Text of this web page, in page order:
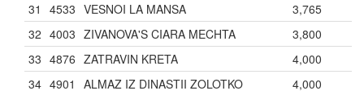
31
4533 VESNOI LA MANSA
3,765
32 4003 ZIVANOVA'S CIARA MECHTA
3,800
33 4876 ZATRAVIN KRETA
4,000
34 4901 ALMAZ IZ DINASTII ZOLOTKO
4,000